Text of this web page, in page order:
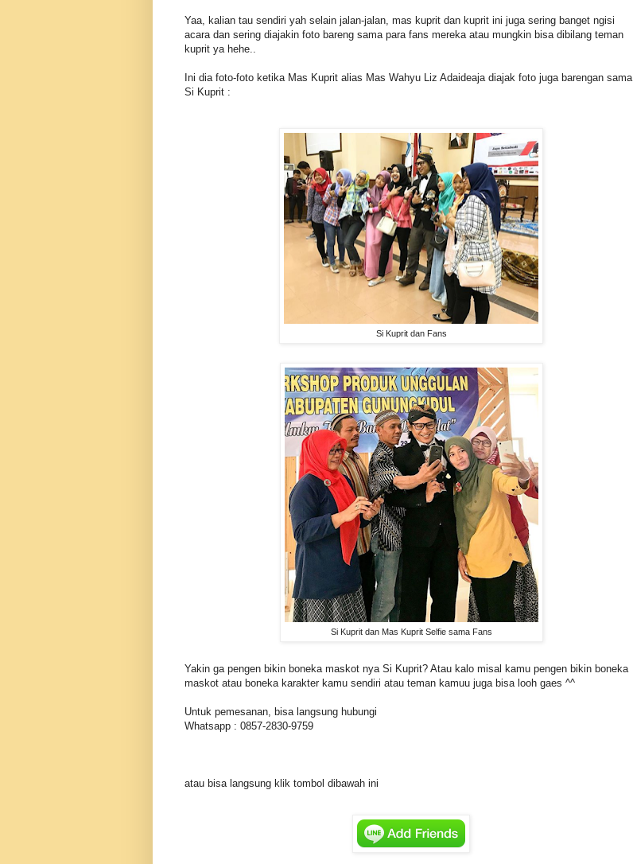
Yaa, kalian tau sendiri yah selain jalan-jalan, mas kuprit dan kuprit ini juga sering banget ngisi
acara dan sering diajakin foto bareng sama para fans mereka atau mungkin bisa dibilang teman
kuprit ya hehe..
Ini dia foto-foto ketika Mas Kuprit alias Mas Wahyu Liz Adaideaja diajak foto juga barengan sama
Si Kuprit :
Si Kuprit dan Fans
Si Kuprit dan Mas Kuprit Selfie sama Fans
Yakin ga pengen bikin boneka maskot nya Si Kuprit? Atau kalo misal kamu pengen bikin boneka
maskot atau boneka karakter kamu sendiri atau teman kamuu juga bisa looh gaes ^^
Untuk pemesanan, bisa langsung hubungi
Whatsapp : 0857-2830-9759
atau bisa langsung klik tombol dibawah ini